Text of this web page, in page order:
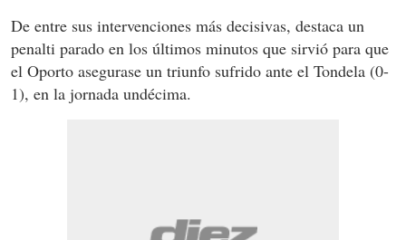
De entre sus intervenciones más decisivas, destaca un
penalti parado en los últimos minutos que sirvió para que
el Oporto asegurase un triunfo sufrido ante el Tondela (0-
1), en la jornada undécima.